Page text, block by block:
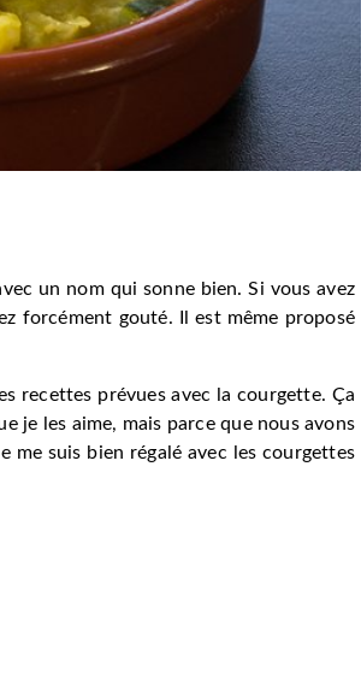
un nom qui sonne bien. Si vous avez
forcément gouté. Il est même proposé
recettes prévues avec la courgette. Ça
je les aime, mais parce que nous avons
me suis bien régalé avec les courgettes